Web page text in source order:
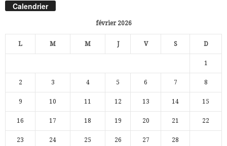
Calendrier
février 2026
L M M J V S D
1
2 3 4 5 6 7 8
9 10 11 12 13 14 15
16 17 18 19 20 21 22
23 24 25 26 27 28